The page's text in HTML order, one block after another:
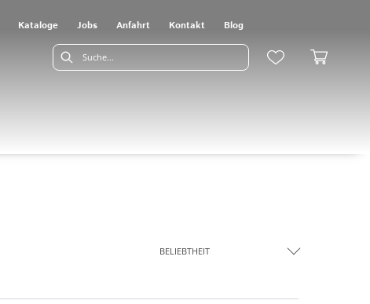
Kataloge Jobs Anfahrt Kontakt Blog
BELIEBTHEIT